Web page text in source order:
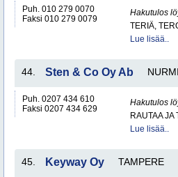
Puh. 010 279 0070
Faksi 010 279 0079
Hakutulos
TERIÄ,
Lue lisää..
44. Sten & Co Oy Ab
Puh. 0207 434 610
Faksi 0207 434 629
Hakutulos
RAUTAA JA
Lue lisää..
45. Keyway Oy TAMPERE